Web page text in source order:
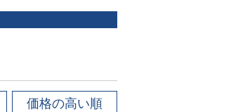
価格の高い順